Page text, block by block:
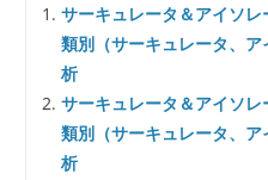
サーキュレータ＆アイソ
類別（サーキュレータ、
析
サーキュレータ＆アイソ
類別（サーキュレータ、
析